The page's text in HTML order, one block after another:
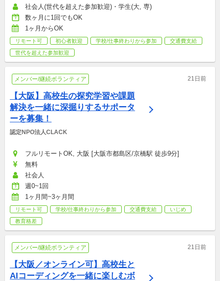
社会人(世代を超えた参加歓迎)・学生(大, 専)
数ヶ月に1回でもOK
1ヶ月からOK
リモート可 初心者歓迎 学校/仕事終わりから参加
交通費支給
世代を超えた参加歓迎
メンバー/継続ボランティア 21日前
【大阪】高校生の探究学習や課題
解決を一緒に深掘りするサポータ
ーを募集！
認定NPO法人CLACK
フルリモートOK, 大阪 [大阪市都島区/京橋駅 徒歩9分]
無料
社会人
週0~1回
1ヶ月間~3ヶ月間
リモート可 学校/仕事終わりから参加 交通費支給
いじめ
教育格差
メンバー/継続ボランティア 21日前
【大阪／オンライン可】高校生と
AIコーディングを一緒に楽しむボ